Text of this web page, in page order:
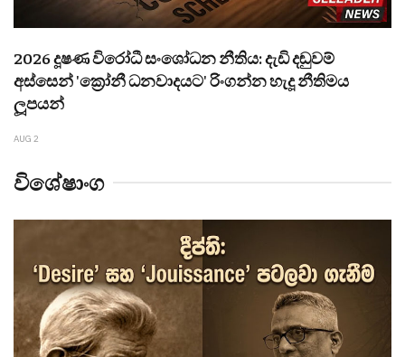
2026 දූෂණ විරෝධී සංශෝධන නීතිය: දැඩි දඬුවම්
අස්සෙන් 'ක්‍රෝනී ධනවාදයට' රිංගන්න හැදූ නීතිමය
ලූපයන්
AUG 2
විශේෂාංග